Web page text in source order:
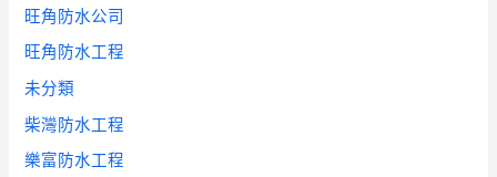
旺角防水公司
旺角防水工程
未分類
柴灣防水工程
樂富防水工程